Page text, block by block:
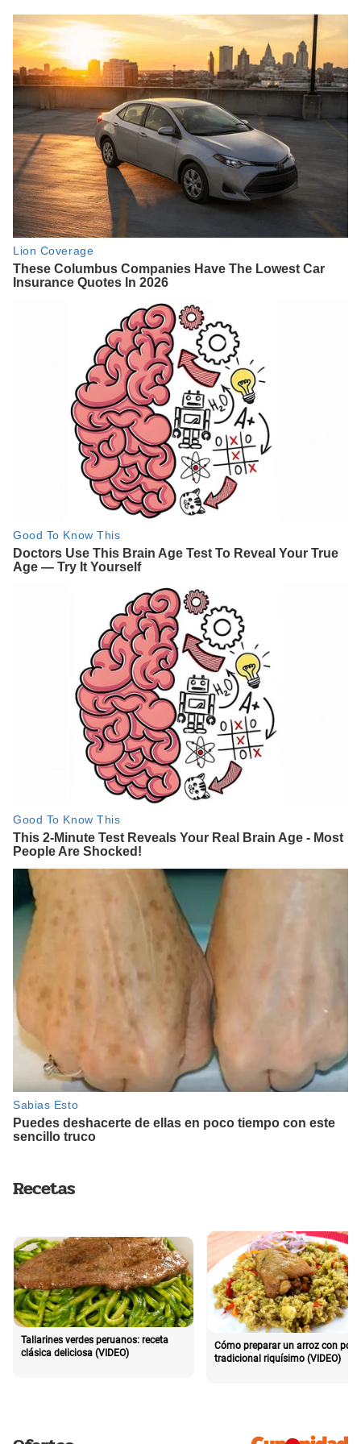
Recetas
Tallarines verdes peruanos: receta
clásica deliciosa (VIDEO)
Cómo preparar un arroz con pollo
tradicional riquísimo (VIDEO)